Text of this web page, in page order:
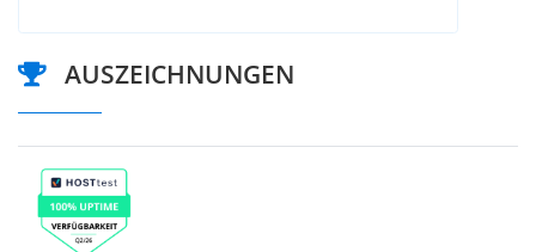
AUSZEICHNUNGEN